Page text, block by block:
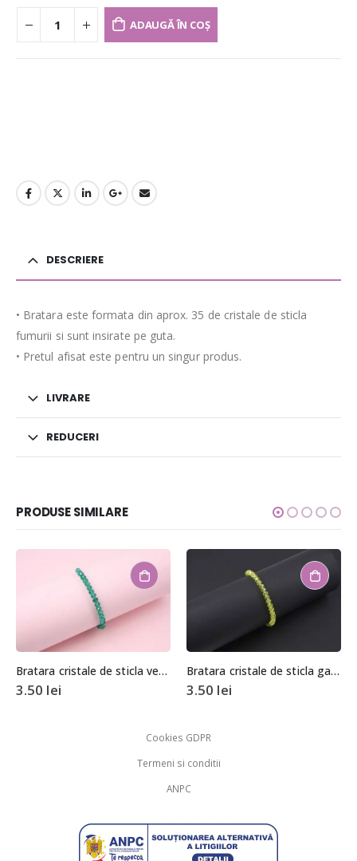
ADAUGĂ ÎN COȘ
DESCRIERE
• Bratara este formata din aprox. 35 de cristale de sticla
fumurii si sunt insirate pe guta.
• Pretul afisat este pentru un singur produs.
LIVRARE
REDUCERI
PRODUSE SIMILARE
Bratara cristale de sticla verzi
3.50 lei
Bratara cristale de sticla galbene
3.50 lei
Cookies GDPR
Termeni si conditii
ANPC